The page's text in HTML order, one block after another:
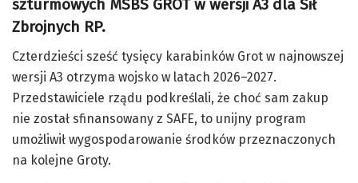
szturmowych MSBS GROT w wersji A3 dla Sił
Zbrojnych RP.
Czterdzieści sześć tysięcy karabinków Grot w najnowszej
wersji A3 otrzyma wojsko w latach 2026–2027.
Przedstawiciele rządu podkreślali, że choć sam zakup
nie został sfinansowany z SAFE, to unijny program
umożliwił wygospodarowanie środków przeznaczonych
na kolejne Groty.